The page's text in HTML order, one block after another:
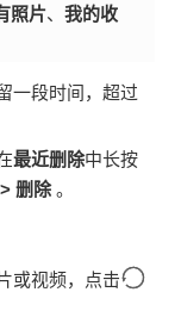
照片、我的收
一段时间，超过
最近删除中长按
删除 。
或视频，点击